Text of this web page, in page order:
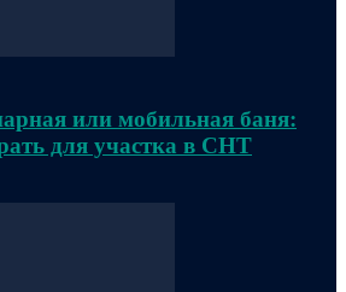
или мобильная баня:
для участка в СНТ